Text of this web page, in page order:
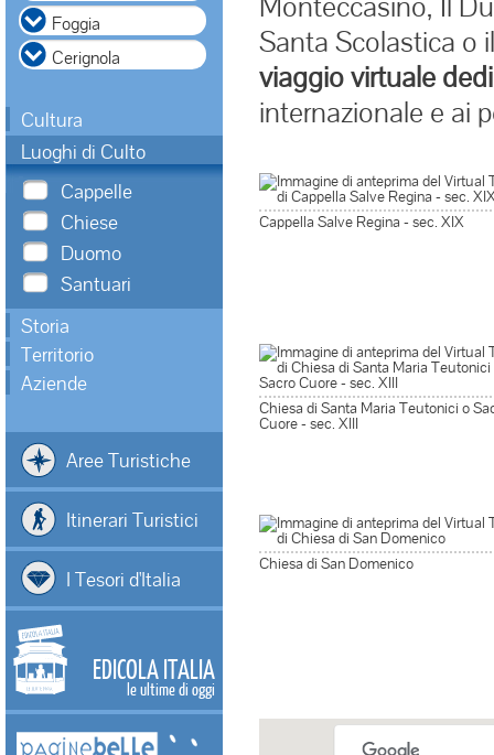
Cultura
Luoghi di Culto
Cappelle
Chiese
Duomo
Santuari
Storia
Territorio
Aziende
Aree Turistiche
Itinerari Turistici
I Tesori d'Italia
EDICOLA ITALIA
le ultime di oggi
Santa Scolastica o
viaggio virtuale
internazionale e ai
Cappella Salve Regina - sec. XIX
Chiesa di Santa Maria Teutonici o
Cuore - sec. XIII
Chiesa di San Domenico